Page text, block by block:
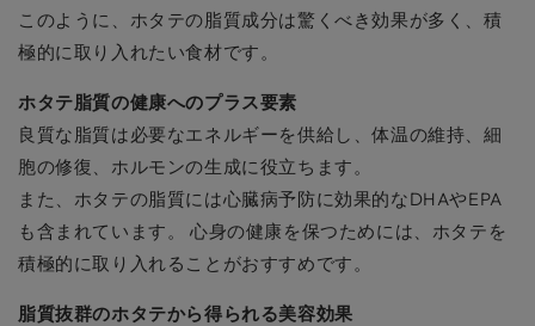
このように、ホタテの脂質成分は驚くべき効果が多く、積
極的に取り入れたい食材です。
ホタテ脂質の健康へのプラス要素
良質な脂質は必要なエネルギーを供給し、体温の維持、細
胞の修復、ホルモンの生成に役立ちます。
また、ホタテの脂質には心臓病予防に効果的なDHAやEPA
も含まれています。 心身の健康を保つためには、ホタテを
積極的に取り入れることがおすすめです。
脂質抜群のホタテから得られる美容効果